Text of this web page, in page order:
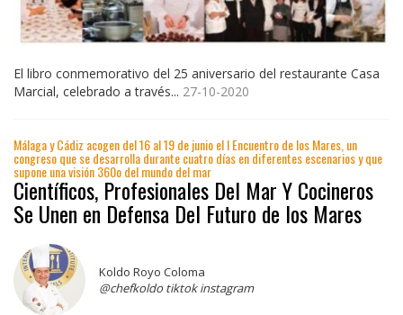
El libro conmemorativo del 25 aniversario del restaurante Casa
Marcial, celebrado a través... 27-10-2020
Málaga y Cádiz acogen del 16 al 19 de junio el I Encuentro de los Mares, un
congreso que se desarrolla durante cuatro días en diferentes escenarios y que
supone una visión 360o del mundo del mar
Científicos, Profesionales Del Mar Y Cocineros
Se Unen en Defensa Del Futuro de los Mares
Koldo Royo Coloma
@chefkoldo tiktok instagram